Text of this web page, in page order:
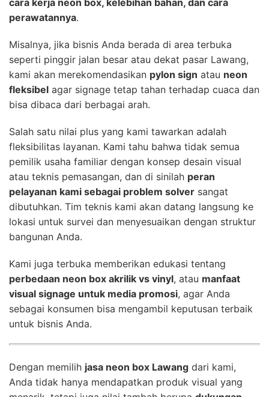
perawatannya.
Misalnya, jika bisnis Anda berada di area terbuka
seperti pinggir jalan besar atau dekat pasar Lawang,
kami akan merekomendasikan pylon sign atau neon
fleksibel agar signage tetap tahan terhadap cuaca dan
bisa dibaca dari berbagai arah.
Salah satu nilai plus yang kami tawarkan adalah
fleksibilitas layanan. Kami tahu bahwa tidak semua
pemilik usaha familiar dengan konsep desain visual
atau teknis pemasangan, dan di sinilah peran
pelayanan kami sebagai problem solver sangat
dibutuhkan. Tim teknis kami akan datang langsung ke
lokasi untuk survei dan menyesuaikan dengan struktur
bangunan Anda.
Kami juga terbuka memberikan edukasi tentang
perbedaan neon box akrilik vs vinyl, atau manfaat
visual signage untuk media promosi, agar Anda
sebagai konsumen bisa mengambil keputusan terbaik
untuk bisnis Anda.
Dengan memilih jasa neon box Lawang dari kami,
Anda tidak hanya mendapatkan produk visual yang